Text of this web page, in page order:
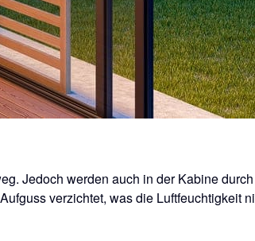
Jedoch werden auch in der Kabine
verzichtet, was die Luftfeuchtigkeit